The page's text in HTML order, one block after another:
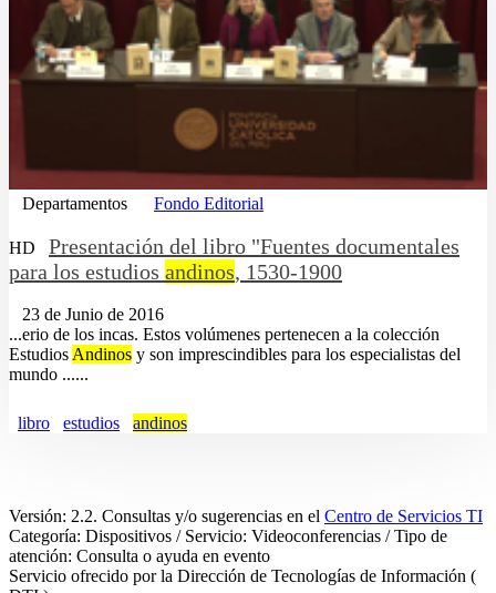
Departamentos Fondo Editorial
HD
Presentación del libro "Fuentes documentales
para los estudios andinos, 1530-1900
23 de Junio de 2016
...erio de los incas. Estos volúmenes pertenecen a la colección
Estudios Andinos y son imprescindibles para los especialistas del
mundo ......
libro estudios andinos
Versión: 2.2. Consultas y/o sugerencias en el Centro de Servicios TI
Categoría: Dispositivos / Servicio: Videoconferencias / Tipo de
atención: Consulta o ayuda en evento
Servicio ofrecido por la Dirección de Tecnologías de Información (